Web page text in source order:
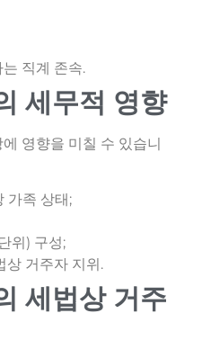
직계 존속.
세무적 영향
영향을 미칠 수 있습니
가족 상태;
위) 구성;
상 거주자 지위.
세법상 거주